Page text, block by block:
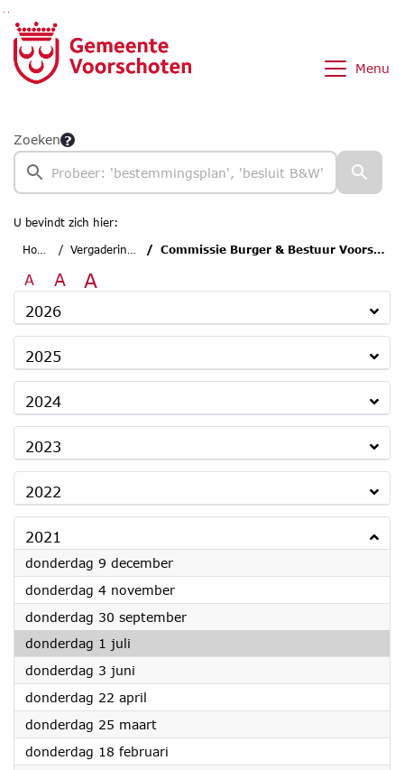
Ga naar de inhoud van deze pagina
Ga naar het zoeken
Ga naar het menu
Menu
Zoeken
U bevindt zich hier:
Home
Vergaderingen Commissie Burger & Bestuur Voorschoten
A A A
2026
2025
2024
2023
2022
2021
donderdag 9 december2021
donderdag 4 november2021
donderdag 30 september2021
donderdag 1 juli
donderdag 3 juni
donderdag 22 april
donderdag 25 maart2021
donderdag 18 februari